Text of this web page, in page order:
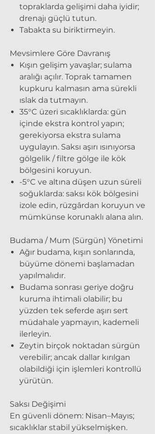
topraklarda gelişimi daha iyidir;
drenajı güçlü tutun.
Tabakta su biriktirmeyin.
Mevsimlere Göre Davranış
Kışın gelişim yavaşlar; sulama
aralığı açılır. Toprak tamamen
kupkuru kalmasın ama sürekli
ıslak da tutmayın.
35°C üzeri sıcaklıklarda: gün
içinde ekstra kontrol yapın;
gerekiyorsa ekstra sulama
uygulayın. Saksı aşırı ısınıyorsa
gölgelik / filtre gölge ile kök
bölgesini koruyun.
-5°C ve altına düşen uzun süreli
soğuklarda: saksı kök bölgesini
izole edin, rüzgârdan koruyun ve
mümkünse korunaklı alana alın.
Budama / Mum (Sürgün) Yönetimi
Ağır budama, kışın sonlarında,
büyüme dönemi başlamadan
yapılmalıdır.
Budama sonrası geriye doğru
kuruma ihtimali olabilir; bu
yüzden tek seferde aşırı sert
müdahale yapmayın, kademeli
ilerleyin.
Zeytin birçok noktadan sürgün
verebilir; ancak dallar kırılgan
olabildiği için işlemleri kontrollü
yürütün.
Saksı Değişimi
En güvenli dönem: Nisan–Mayıs;
sıcaklıklar stabil yükselmişken.